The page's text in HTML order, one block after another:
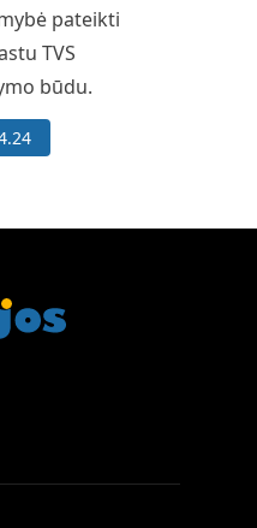
pateikti
TVS
būdu.